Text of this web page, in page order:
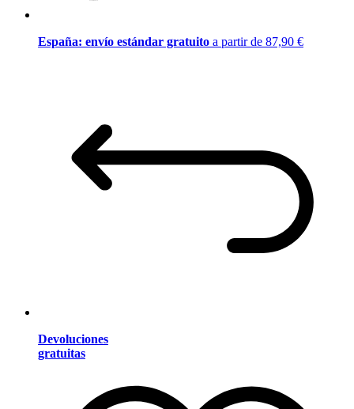
España: envío estándar gratuito a partir de 87,90 €
Devoluciones
gratuitas